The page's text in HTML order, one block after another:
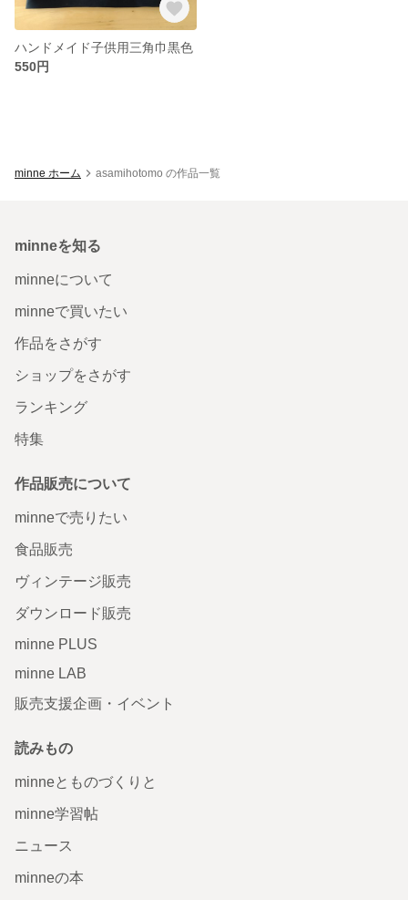
ハンドメイド子供用三角巾黒色
550円
minne ホーム asamihotomo の作品一覧
minneを知る
minneについて
minneで買いたい
作品をさがす
ショップをさがす
ランキング
特集
作品販売について
minneで売りたい
食品販売
ヴィンテージ販売
ダウンロード販売
minne PLUS
minne LAB
販売支援企画・イベント
読みもの
minneとものづくりと
minne学習帖
ニュース
minneの本